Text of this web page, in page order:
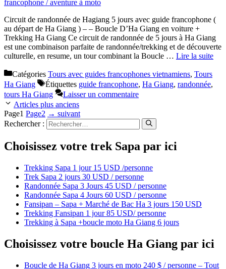
Circuit de randonnée de Hagiang 5 jours avec guide francophone (
au départ de Ha Giang ) – – Boucle D’Ha Giang en voiture +
Trekking Ha Giang Ce circuit de randonnée de 5 jours à Ha Giang
est une combinaison parfaite de randonnée/trekking et de découverte
culturelle, en resume, un tour combinant la Boucle … Lire la suite
Catégories Tours avec guides francophones vietnamiens, Tours
Ha Giang
Étiquettes guide francophone, Ha Giang, randonnée,
tours Ha Giang
Laisser un commentaire
Articles plus anciens
Page1 Page2 → suivant
Rechercher :
Choisissez votre trek Sapa par ici
Trekking Sapa 1 jour 15 USD /personne
Trek Sapa 2 jours 30 USD / personne
Randonnée Sapa 3 Jours 45 USD / personne
Randonnée Sapa 4 Jours 60 USD / personne
Fansipan – Sapa + Marché de Bac Ha 3 jours 150 USD
Trekking Fansipan 1 jour 85 USD/ personne
Trekking à Sapa +boucle moto Ha Giang 6 jours
Choisissez votre boucle Ha Giang par ici
Boucle de Ha Giang 3 jours en moto 240 $ / personne – Tout